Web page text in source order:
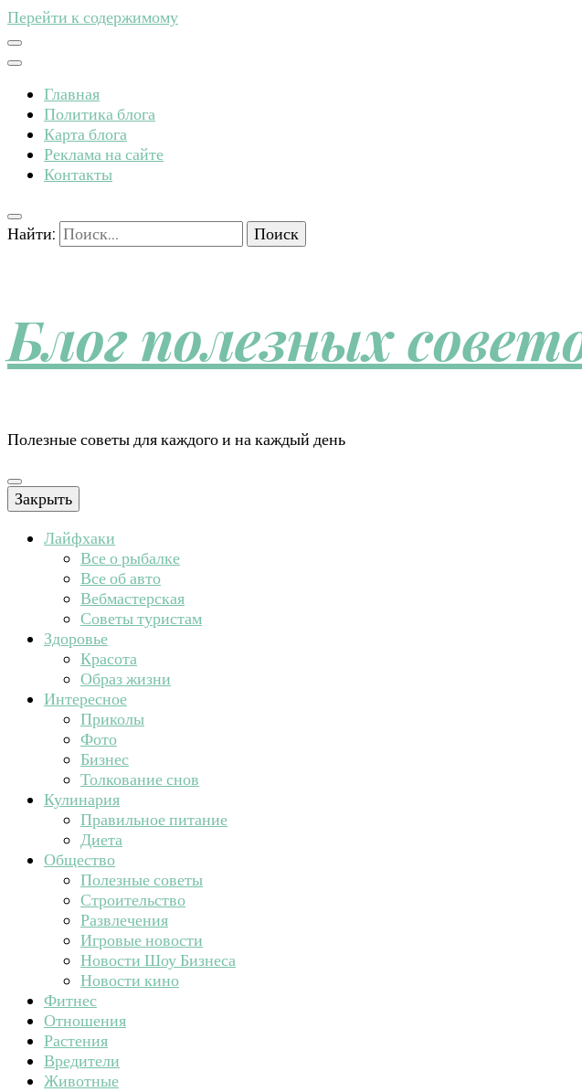
Перейти к содержимому
Главная
Политика блога
Карта блога
Реклама на сайте
Контакты
Найти:
Блог полезных
Полезные советы для каждого и на каждый день
Закрыть
Лайфхаки
Все о рыбалке
Все об авто
Вебмастерская
Советы туристам
Здоровье
Красота
Образ жизни
Интересное
Приколы
Фото
Бизнес
Толкование снов
Кулинария
Правильное питание
Диета
Общество
Полезные советы
Строительство
Развлечения
Игровые новости
Новости Шоу Бизнеса
Новости кино
Фитнес
Отношения
Растения
Вредители
Животные